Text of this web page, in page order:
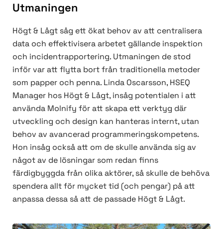
Utmaningen
Högt & Lågt såg ett ökat behov av att centralisera
data och effektivisera arbetet gällande inspektion
och incidentrapportering. Utmaningen de stod
inför var att flytta bort från traditionella metoder
som papper och penna. Linda Oscarsson, HSEQ
Manager hos Högt & Lågt, insåg potentialen i att
använda Molnify för att skapa ett verktyg där
utveckling och design kan hanteras internt, utan
behov av avancerad programmeringskompetens.
Hon insåg också att om de skulle använda sig av
något av de lösningar som redan finns
färdigbyggda från olika aktörer, så skulle de behöva
spendera allt för mycket tid (och pengar) på att
anpassa dessa så att de passade Högt & Lågt.